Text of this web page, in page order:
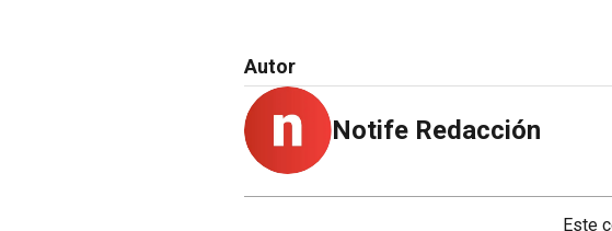
Autor
Notife Redacción
Este